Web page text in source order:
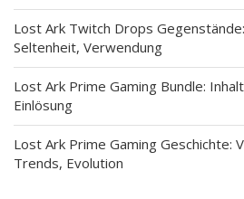
Lost Ark Twitch Drops
Seltenheit, Verwendung
Lost Ark Prime Gaming Bundle:
Einlösung
Lost Ark Prime Gaming Geschichte:
Trends, Evolution